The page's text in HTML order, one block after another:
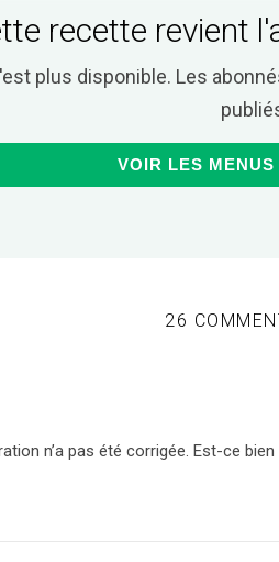
recette revient
plus disponible. Les
VOIR LES
26
n’a pas été corrigée. Est-ce